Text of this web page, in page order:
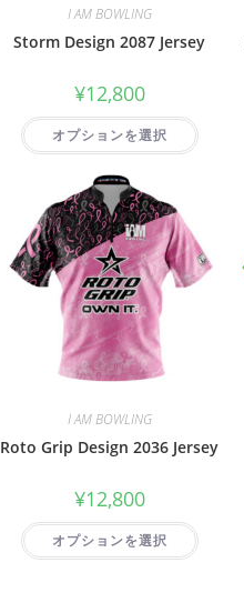
I AM BOWLING
Storm Design 2087 Jersey
¥12,800
オプションを選択
I AM BOWLING
Roto Grip Design 2036 Jersey
¥12,800
オプションを選択